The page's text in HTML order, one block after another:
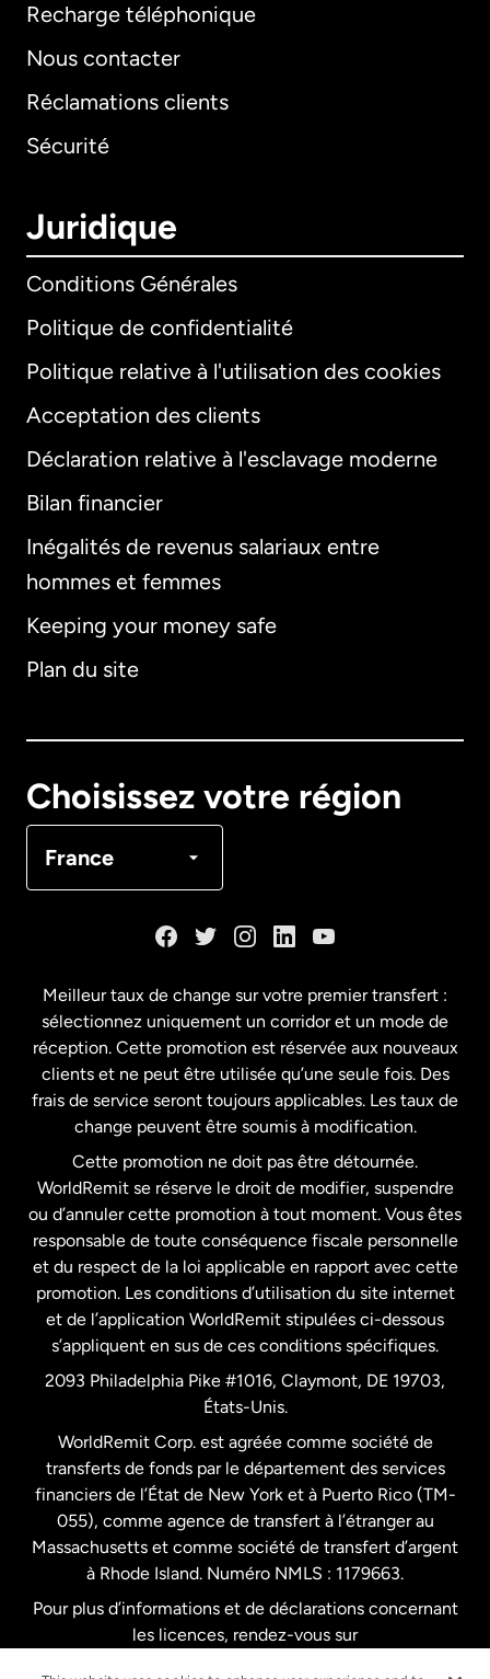
Recharge téléphonique
Nous contacter
Réclamations clients
Sécurité
Juridique
Conditions Générales
Politique de confidentialité
Politique relative à l'utilisation des cookies
Acceptation des clients
Déclaration relative à l'esclavage moderne
Bilan financier
Inégalités de revenus salariaux entre
hommes et femmes
Keeping your money safe
Plan du site
Choisissez votre région
France
International
Allemagne
Français
États-Unis English
États-Unis Español
France
Malaisie
Nouvelle-Zélande
Pays-Bas
Royaume-Uni
Suède
Meilleur taux de change sur votre premier transfert :
sélectionnez uniquement un corridor et un mode de
réception. Cette promotion est réservée aux nouveaux
clients et ne peut être utilisée qu’une seule fois. Des
frais de service seront toujours applicables. Les taux de
change peuvent être soumis à modification.
Cette promotion ne doit pas être détournée.
WorldRemit se réserve le droit de modifier, suspendre
ou d’annuler cette promotion à tout moment. Vous êtes
responsable de toute conséquence fiscale personnelle
et du respect de la loi applicable en rapport avec cette
promotion. Les conditions d’utilisation du site internet
et de l’application WorldRemit stipulées ci-dessous
s’appliquent en sus de ces conditions spécifiques.
2093 Philadelphia Pike #1016, Claymont, DE 19703,
États-Unis.
WorldRemit Corp. est agréée comme société de
transferts de fonds par le département des services
financiers de l’État de New York et à Puerto Rico (TM-
055), comme agence de transfert à l’étranger au
Massachusetts et comme société de transfert d’argent
à Rhode Island. Numéro NMLS : 1179663.
Pour plus d’informations et de déclarations concernant
les licences, rendez-vous sur